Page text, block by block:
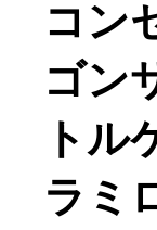
コン
ゴン
トル
ラミ